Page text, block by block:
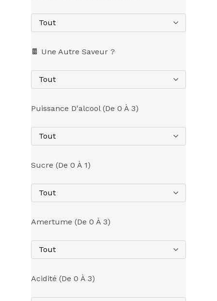
Tout
🍫 Une Autre Saveur ?
Tout
Puissance D'alcool (de 0 À 3)
Tout
Sucre (de 0 À 1)
Tout
Amertume (de 0 À 3)
Tout
Acidité (de 0 À 3)